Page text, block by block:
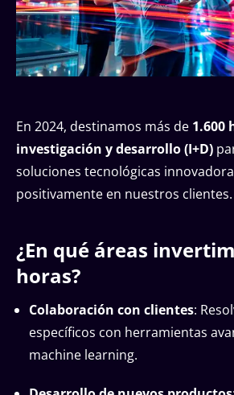
En 2024, destinamos más de 1.600
investigación y desarrollo (I+D)
soluciones tecnológicas
positivamente en nuestros clientes.
¿En qué áreas
horas?
Colaboración con clientes:
específicos con herramientas
machine learning.